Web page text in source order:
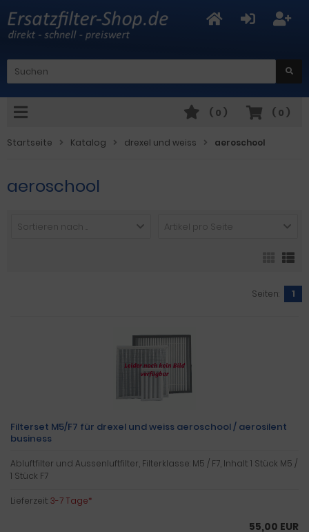
( 0 )
( 0 )
Startseite Katalog drexel und weiss aeroschool
aeroschool
Sortieren nach ... Artikel pro Seite
Seiten: 1
Filterset M5/F7 für drexel und weiss aeroschool / aerosilent
business
Abluftfilter und Aussenluftfilter, Filterklasse: M5 / F7, Inhalt: 1 Stück M5 /
1 Stück F7
Lieferzeit:3-7 Tage*
55,00 EUR